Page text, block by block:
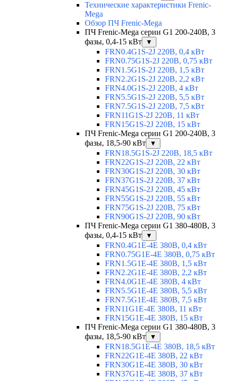
Технические характеристики Frenic-
Mega
Обзор ПЧ Frenic-Mega
ПЧ Frenic-Mega серии G1 200-240В, 3
фазы, 0,4-15 кВт
▼
FRN0.4G1S-2J 220В, 0,4 кВт
FRN0.75G1S-2J 220В, 0,75 кВт
FRN1.5G1S-2J 220В, 1,5 кВт
FRN2.2G1S-2J 220В, 2,2 кВт
FRN4.0G1S-2J 220В, 4 кВт
FRN5.5G1S-2J 220В, 5,5 кВт
FRN7.5G1S-2J 220В, 7,5 кВт
FRN11G1S-2J 220В, 11 кВт
FRN15G1S-2J 220В, 15 кВт
ПЧ Frenic-Mega серии G1 200-240В, 3
фазы, 18,5-90 кВт
▼
FRN18.5G1S-2J 220В, 18,5 кВт
FRN22G1S-2J 220В, 22 кВт
FRN30G1S-2J 220В, 30 кВт
FRN37G1S-2J 220В, 37 кВт
FRN45G1S-2J 220В, 45 кВт
FRN55G1S-2J 220В, 55 кВт
FRN75G1S-2J 220В, 75 кВт
FRN90G1S-2J 220В, 90 кВт
ПЧ Frenic-Mega серии G1 380-480В, 3
фазы, 0,4-15 кВт
▼
FRN0.4G1E-4E 380В, 0,4 кВт
FRN0.75G1E-4E 380В, 0,75 кВт
FRN1.5G1E-4E 380В, 1,5 кВт
FRN2.2G1E-4E 380В, 2,2 кВт
FRN4.0G1E-4E 380В, 4 кВт
FRN5.5G1E-4E 380В, 5,5 кВт
FRN7.5G1E-4E 380В, 7,5 кВт
FRN11G1E-4E 380В, 11 кВт
FRN15G1E-4E 380В, 15 кВт
ПЧ Frenic-Mega серии G1 380-480В, 3
фазы, 18,5-90 кВт
▼
FRN18.5G1E-4E 380В, 18,5 кВт
FRN22G1E-4E 380В, 22 кВт
FRN30G1E-4E 380В, 30 кВт
FRN37G1E-4E 380В, 37 кВт